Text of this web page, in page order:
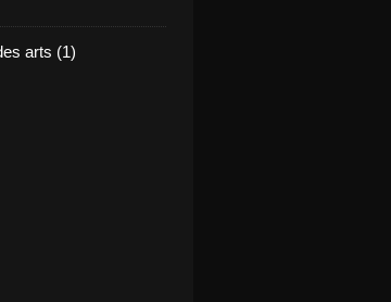
arts (1)